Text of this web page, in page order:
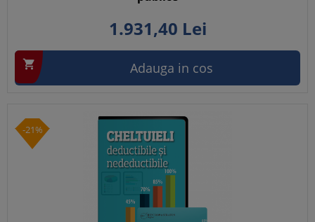
1.931,40 Lei
 Adauga in cos
-21%